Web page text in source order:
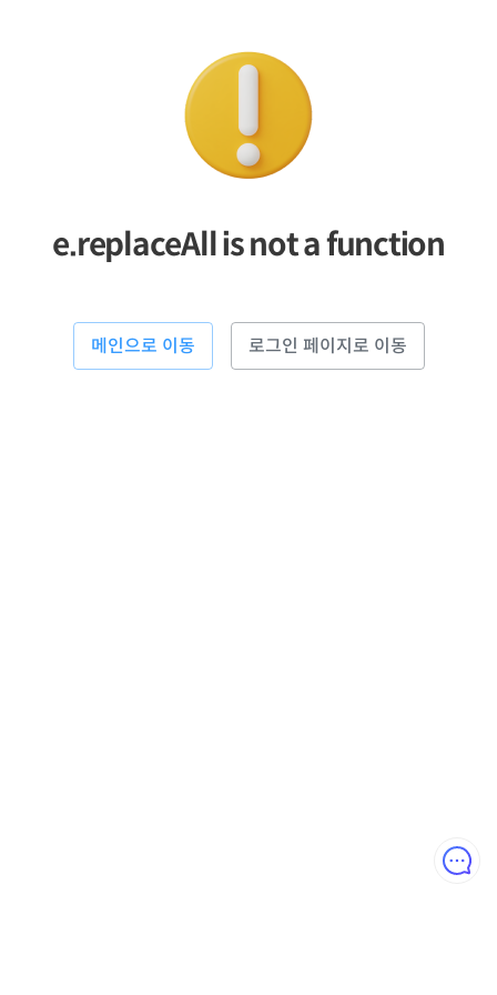
e.replaceAll is not a function
메인으로 이동 로그인 페이지로 이동